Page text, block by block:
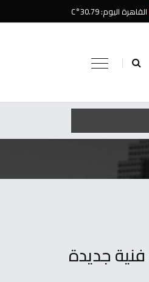
القاهرة اليوم: 30.79°C